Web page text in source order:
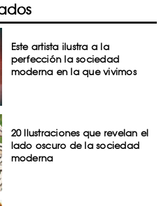
Este artista ilustra a la
perfección la sociedad
moderna en la que vivimos
20 Ilustraciones que revelan el
lado oscuro de la sociedad
moderna